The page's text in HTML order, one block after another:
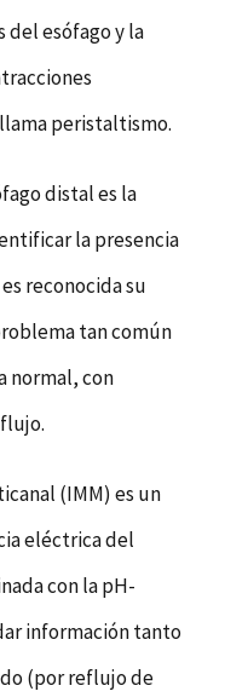
del esófago y la
peristaltismo.
distal es la
la presencia
reconocida su
tan común
normal, con
(IMM) es un
eléctrica del
con la pH-
información tanto
(por reflujo de